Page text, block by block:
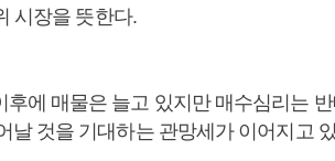
시장을 뜻한다.
에 매물은 늘고 있지만 매수심리는
날 것을 기대하는 관망세가 이어지고